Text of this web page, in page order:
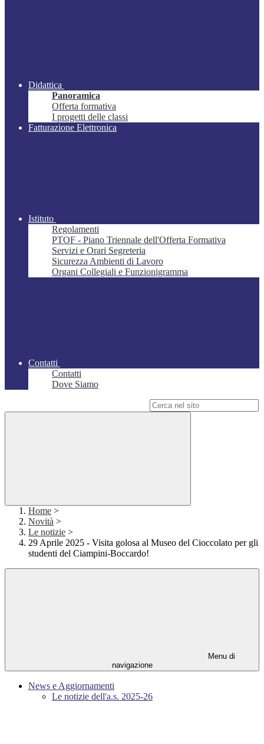
Didattica
Panoramica
Offerta formativa
I progetti delle classi
Fatturazione Elettronica
Istituto
Regolamenti
PTOF - Piano Triennale dell'Offerta Formativa
Servizi e Orari Segreteria
Sicurezza Ambienti di Lavoro
Organi Collegiali e Funzionigramma
Contatti
Contatti
Dove Siamo
Home >
Novità >
Le notizie >
29 Aprile 2025 - Visita golosa al Museo del Cioccolato per gli
studenti del Ciampini-Boccardo!
Menu di
navigazione
News e Aggiornamenti
Le notizie dell'a.s. 2025-26